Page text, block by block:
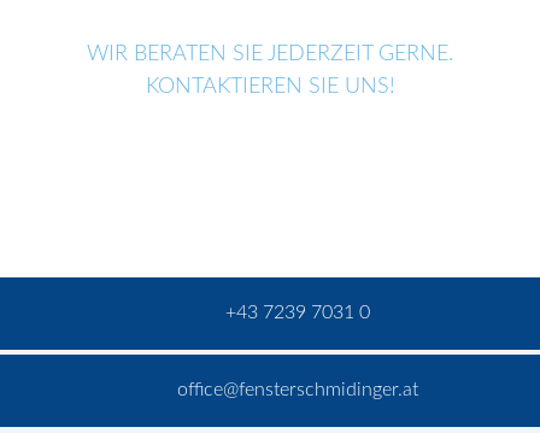
WIR BERATEN SIE JEDERZEIT GERNE.
KONTAKTIEREN SIE UNS!
+43 7239 7031 0
office@fensterschmidinger.at